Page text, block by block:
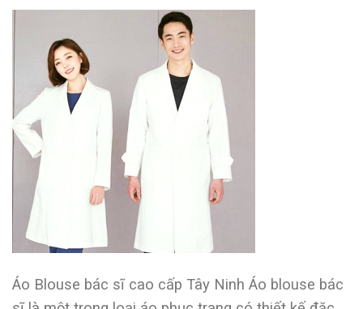
Áo Blouse bác sĩ cao cấp Tây Ninh Áo blouse bác